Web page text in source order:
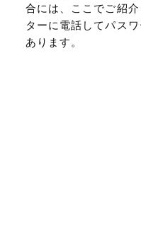
合には、ここでご紹
ターに電話してパス
あります。